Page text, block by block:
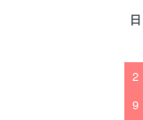
日
2
9